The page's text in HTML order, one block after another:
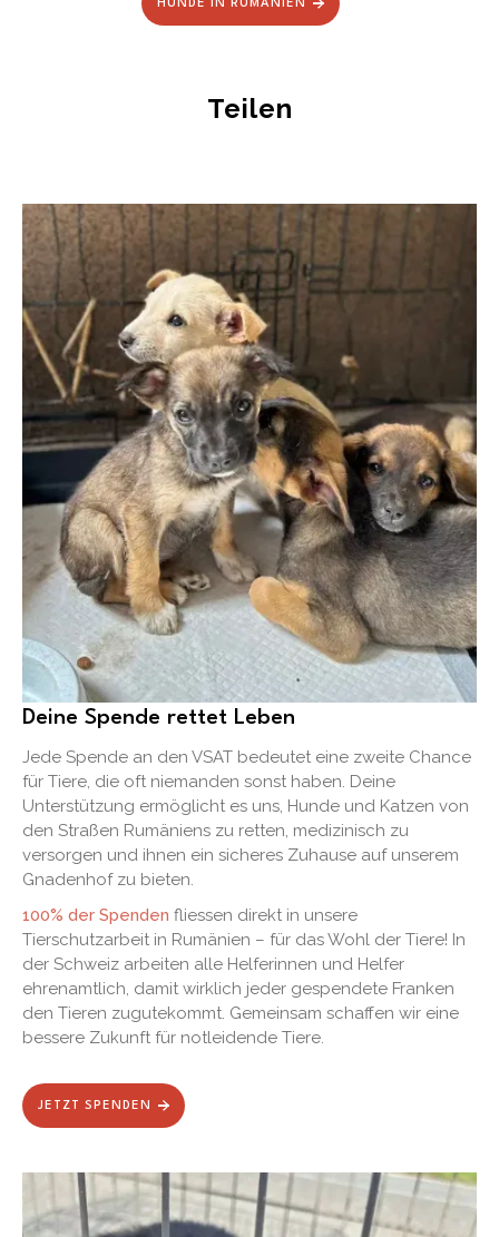
HUNDE IN RUMÄNIEN
Teilen
Deine Spende rettet Leben
Jede Spende an den VSAT bedeutet eine zweite Chance
für Tiere, die oft niemanden sonst haben. Deine
Unterstützung ermöglicht es uns, Hunde und Katzen von
den Straßen Rumäniens zu retten, medizinisch zu
versorgen und ihnen ein sicheres Zuhause auf unserem
Gnadenhof zu bieten.
100% der Spenden fliessen direkt in unsere
Tierschutzarbeit in Rumänien – für das Wohl der Tiere! In
der Schweiz arbeiten alle Helferinnen und Helfer
ehrenamtlich, damit wirklich jeder gespendete Franken
den Tieren zugutekommt. Gemeinsam schaffen wir eine
bessere Zukunft für notleidende Tiere.
JETZT SPENDEN